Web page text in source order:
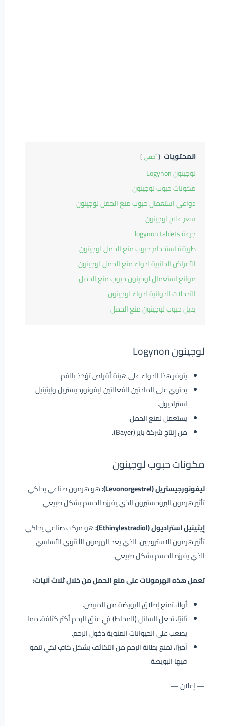
المحتويات أخفي
لوجينون Logynon
مكونات حبوب لوجينون
دواعي استعمال حبوب منع الحمل لوجينون
سعر علاج لوجينون
جرعة logynon tablets
طريقة استخدام حبوب منع الحمل لوجينون
الأعراض الجانبية لدواء منع الحمل لوجينون
موانع استعمال لوجينون حبوب منع الحمل
التدخلات الدوائية لدواء لوجينون
بديل حبوب لوجينون منع الحمل
لوجينون Logynon
يتوفر هذا الدواء على هيئة أقراص تؤخذ بالفم.
يحتوي على المادتين الفعالتين ليفونورجيستريل وإيثينيل
استراديول.
يستعمل لمنع الحمل.
من إنتاج شركة باير (Bayer).
مكونات حبوب لوجينون
ليفونورجيستريل (Levonorgestrel):
هو هرمون صناعي يحاكي
تأثير هرمون البروجستيرون الذي يفرزه الجسم بشكل طبيعي.
إيثينيل استراديول (Ethinylestradiol):
هو مركب صناعي يحاكي
تأثير هرمون الاستروجين، الذي يعد الهرمون الأنثوي الأساسي
الذي يفرزه الجسم بشكل طبيعي.
تعمل هذه الهرمونات على منع الحمل من خلال ثلاث آليات:
أولاً، تمنع إطلاق البويضة من المبيض.
ثانيًا، تجعل السائل (المخاط) في عنق الرحم أكثر كثافة، مما
يصعب على الحيوانات المنوية دخول الرحم.
أخيرًا، تمنع بطانة الرحم من التكاثف بشكل كافٍ لكي تنمو
فيها البويضة.
— إعلان —